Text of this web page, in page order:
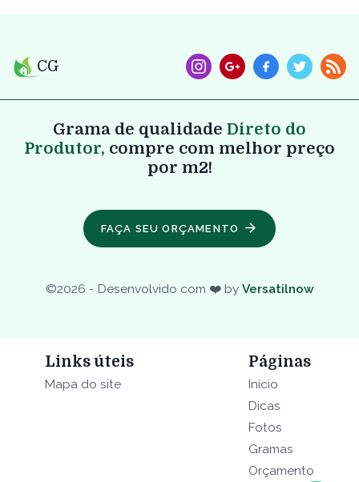
CG
Grama de qualidade Direto do
Produtor, compre com melhor preço
por m2!
FAÇA SEU ORÇAMENTO
©2026 - Desenvolvido com ❤️ by Versatilnow
Links úteis
Mapa do site
Páginas
Início
Dicas
Fotos
Gramas
Orçamento